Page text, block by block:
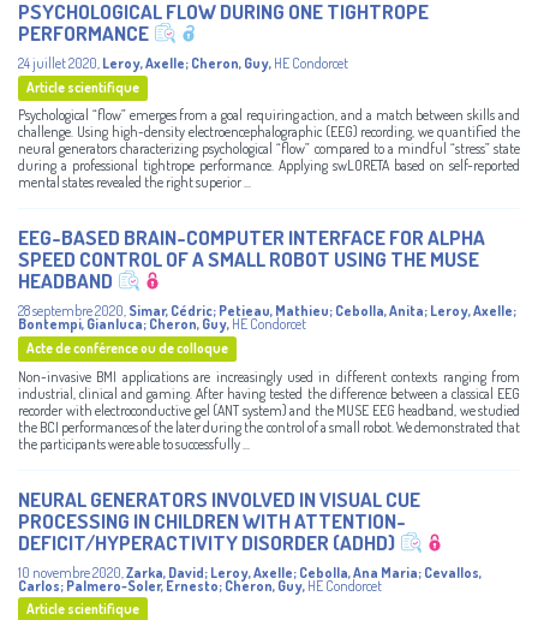
PSYCHOLOGICAL FLOW DURING ONE TIGHTROPE
PERFORMANCE
24 juillet 2020, Leroy, Axelle; Cheron, Guy, HE Condorcet
Article scientifique
Psychological “flow” emerges from a goal requiring action, and a match between skills and
challenge. Using high-density electroencephalographic (EEG) recording, we quantified the
neural generators characterizing psychological “flow” compared to a mindful “stress” state
during a professional tightrope performance. Applying swLORETA based on self-reported
mental states revealed the right superior ...
EEG-BASED BRAIN-COMPUTER INTERFACE FOR ALPHA
SPEED CONTROL OF A SMALL ROBOT USING THE MUSE
HEADBAND
28 septembre 2020, Simar, Cédric; Petieau, Mathieu; Cebolla, Anita; Leroy, Axelle;
Bontempi, Gianluca; Cheron, Guy, HE Condorcet
Acte de conférence ou de colloque
Non-invasive BMI applications are increasingly used in different contexts ranging from
industrial, clinical and gaming. After having tested the difference between a classical EEG
recorder with electroconductive gel (ANT system) and the MUSE EEG headband, we studied
the BCI performances of the later during the control of a small robot. We demonstrated that
the participants were able to successfully ...
NEURAL GENERATORS INVOLVED IN VISUAL CUE
PROCESSING IN CHILDREN WITH ATTENTION-
DEFICIT/HYPERACTIVITY DISORDER (ADHD)
10 novembre 2020 Zarka, David; Leroy, Axelle; Cebolla, Ana Maria; Cevallos,
Carlos; Palmero-Soler, Ernesto; Cheron, Guy, HE Condorcet
Article scientifique